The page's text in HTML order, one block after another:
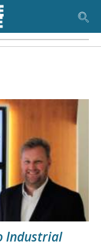
Industrial